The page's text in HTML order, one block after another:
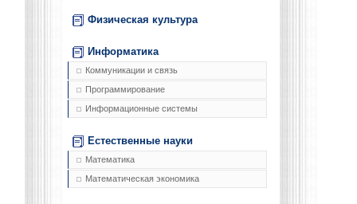
Физическая культура
Информатика
Коммуникации и связь
Программирование
Информационные системы
Естественные науки
Математика
Математическая экономика